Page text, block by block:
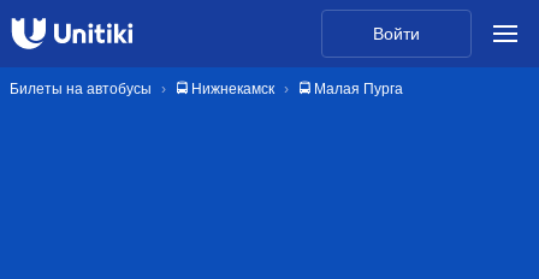
Войти
Билеты на автобусы 🚍 Нижнекамск 🚍 Малая Пурга